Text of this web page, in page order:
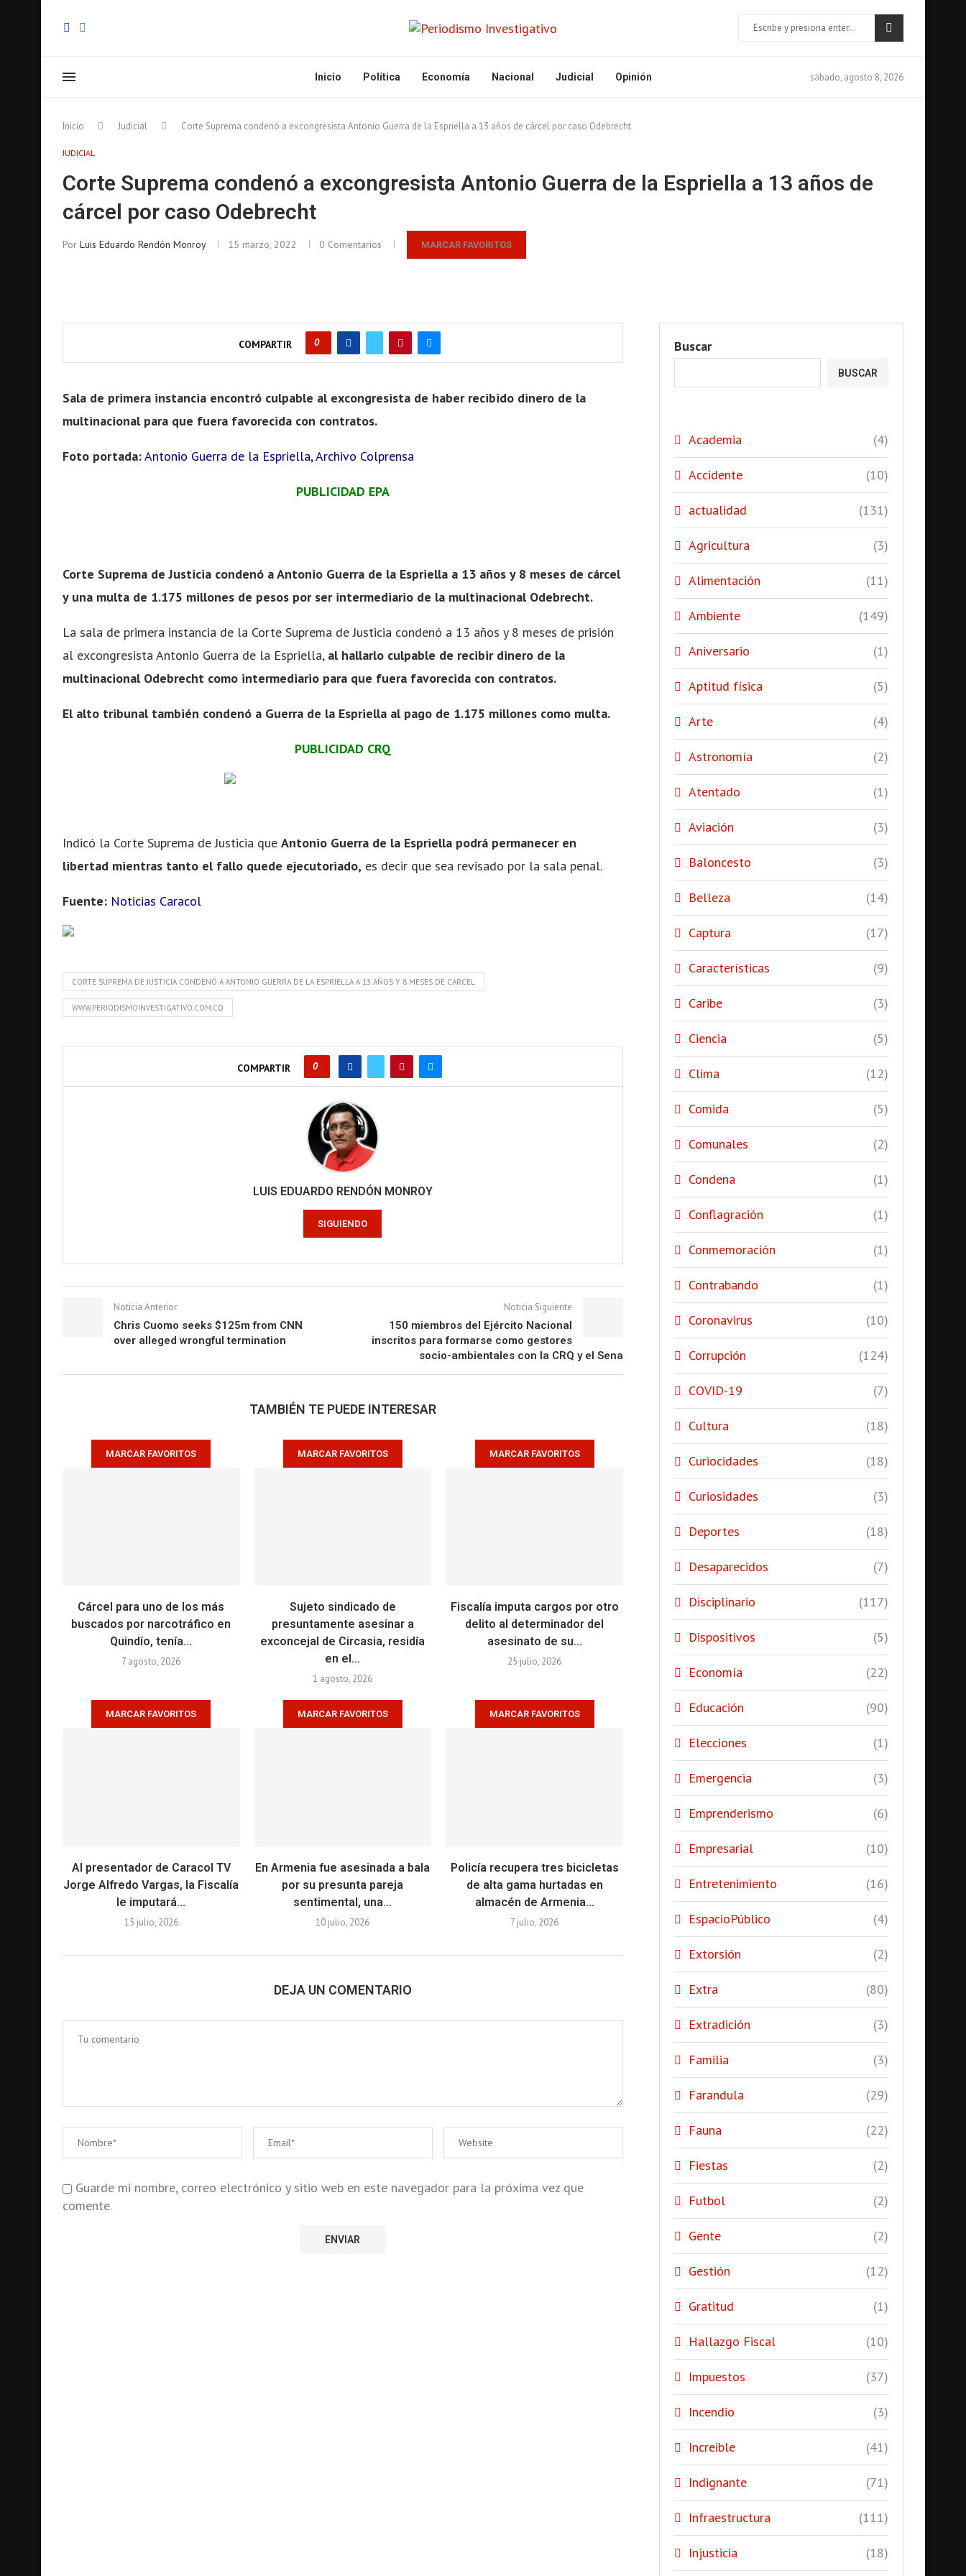
Inicio Política Economía Nacional Judicial Opinión sábado, agosto 8, 2026
Inicio Judicial Corte Suprema condenó a excongresista Antonio Guerra de la Espriella a 13 años de cárcel por caso Odebrecht
JUDICIAL
Corte Suprema condenó a excongresista Antonio Guerra de la Espriella a 13 años de
cárcel por caso Odebrecht
Por Luis Eduardo Rendón Monroy 15 marzo, 2022 0 Comentarios MARCAR FAVORITOS
COMPARTIR 0
Sala de primera instancia encontró culpable al excongresista de haber recibido dinero de la
multinacional para que fuera favorecida con contratos.
Foto portada:Antonio Guerra de la Espriella, Archivo Colprensa
PUBLICIDAD EPA
Corte Suprema de Justicia condenó a Antonio Guerra de la Espriella a 13 años y 8 meses de cárcel
y una multa de 1.175 millones de pesos por ser intermediario de la multinacional Odebrecht.
La sala de primera instancia de la Corte Suprema de Justicia condenó a 13 años y 8 meses de prisión
al excongresista Antonio Guerra de la Espriella, al hallarlo culpable de recibir dinero de la
multinacional Odebrecht como intermediario para que fuera favorecida con contratos.
El alto tribunal también condenó a Guerra de la Espriella al pago de 1.175 millones como multa.
PUBLICIDAD CRQ
Indicó la Corte Suprema de Justicia que Antonio Guerra de la Espriella podrá permanecer en
libertad mientras tanto el fallo quede ejecutoriado, es decir que sea revisado por la sala penal.
Fuente: Noticias Caracol
CORTE SUPREMA DE JUSTICIA CONDENÓ A ANTONIO GUERRA DE LA ESPRIELLA A 13 AÑOS Y 8 MESES DE CÁRCEL
WWW.PERIODISMOINVESTIGATIVO.COM.CO
COMPARTIR 0
LUIS EDUARDO RENDÓN MONROY
SIGUIENDO
Noticia Anterior
Chris Cuomo seeks $125m from CNN
over alleged wrongful termination
Noticia Siguiente
150 miembros del Ejército Nacional
inscritos para formarse como gestores
socio-ambientales con la CRQ y el Sena
TAMBIÉN TE PUEDE INTERESAR
MARCAR FAVORITOS
Cárcel para uno de los más
buscados por narcotráfico en
Quindío, tenía...
7 agosto, 2026
MARCAR FAVORITOS
Sujeto sindicado de
presuntamente asesinar a
exconcejal de Circasia, residía
en el...
1 agosto, 2026
MARCAR FAVORITOS
Fiscalía imputa cargos por otro
delito al determinador del
asesinato de su...
25 julio, 2026
MARCAR FAVORITOS
Al presentador de Caracol TV
Jorge Alfredo Vargas, la Fiscalía
le imputará...
15 julio, 2026
MARCAR FAVORITOS
En Armenia fue asesinada a bala
por su presunta pareja
sentimental, una...
10 julio, 2026
MARCAR FAVORITOS
Policía recupera tres bicicletas
de alta gama hurtadas en
almacén de Armenia...
7 julio, 2026
DEJA UN COMENTARIO
Guarde mi nombre, correo electrónico y sitio web en este navegador para la próxima vez que
comente.
Buscar
BUSCAR
Academia (4)
Accidente (10)
actualidad (131)
Agricultura (3)
Alimentación (11)
Ambiente (149)
Aniversario (1)
Aptitud física (5)
Arte (4)
Astronomía (2)
Atentado (1)
Aviación (3)
Baloncesto (3)
Belleza (14)
Captura (17)
Características (9)
Caribe (3)
Ciencia (5)
Clima (12)
Comida (5)
Comunales (2)
Condena (1)
Conflagración (1)
Conmemoración (1)
Contrabando (1)
Coronavirus (10)
Corrupción (124)
COVID-19 (7)
Cultura (18)
Curiocidades (18)
Curiosidades (3)
Deportes (18)
Desaparecidos (7)
Disciplinario (117)
Dispositivos (5)
Economía (22)
Educación (90)
Elecciones (1)
Emergencia (3)
Emprenderismo (6)
Empresarial (10)
Entretenimiento (16)
EspacioPúblico (4)
Extorsión (2)
Extra (80)
Extradición (3)
Familia (3)
Farandula (29)
Fauna (22)
Fiestas (2)
Futbol (2)
Gente (2)
Gestión (12)
Gratitud (1)
Hallazgo Fiscal (10)
Impuestos (37)
Incendio (3)
Increible (41)
Indignante (71)
Infraestructura (111)
Injusticia (18)